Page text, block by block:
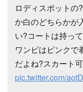
ロディスポットの
か白のどちらかが
い?コートは持っ
ワンピはピンクで
だよね?スカート
pic.twitter.com/